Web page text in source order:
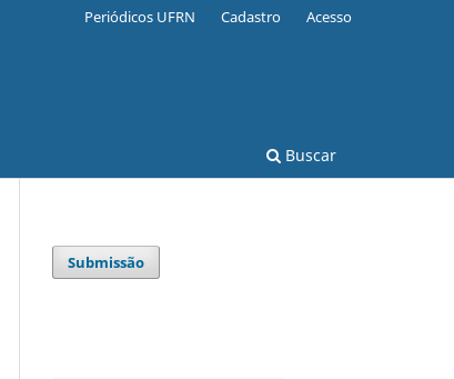
Buscar
Periódicos UFRN Cadastro Acesso
Submissão